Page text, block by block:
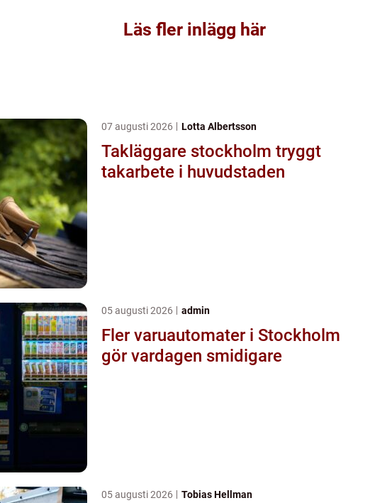
Läs fler inlägg här
07 augusti 2026 Lotta Albertsson
Takläggare stockholm tryggt
takarbete i huvudstaden
05 augusti 2026 admin
Fler varuautomater i Stockholm
gör vardagen smidigare
05 augusti 2026 Tobias Hellman